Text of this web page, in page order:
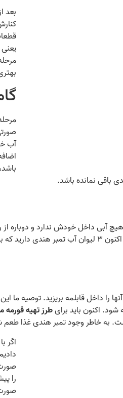
بعد
آب
باقی نمانده باشد.
آبی داخل خودش ندارد و دوباره
بگیرید. در واقع ما می‌ خواهیم تفاله تمر هندی به طور کامل گرفته شود و
داخل قابلمه بریزید. توصیه ما
طرز تهیه قورمه
اگر
را